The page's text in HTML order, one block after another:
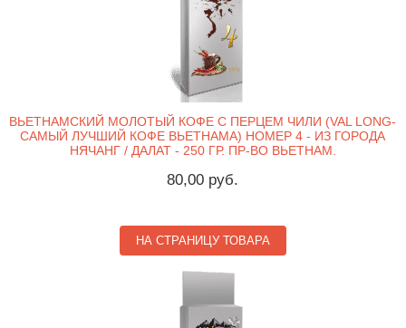
ВЬЕТНАМСКИЙ МОЛОТЫЙ КОФЕ С ПЕРЦЕМ ЧИЛИ (VAL LONG-
САМЫЙ ЛУЧШИЙ КОФЕ ВЬЕТНАМА) НОМЕР 4 - ИЗ ГОРОДА
НЯЧАНГ / ДАЛАТ - 250 ГР. ПР-ВО ВЬЕТНАМ.
80,00 руб.
НА СТРАНИЦУ ТОВАРА